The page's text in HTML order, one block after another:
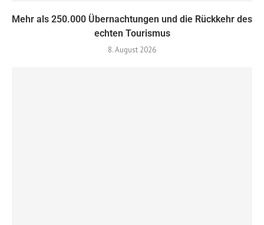
Mehr als 250.000 Übernachtungen und die Rückkehr des
echten Tourismus
8. August 2026